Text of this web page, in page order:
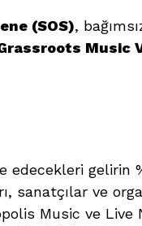
(SOS),
Music
gelirin
sanatçılar ve
Music ve Live